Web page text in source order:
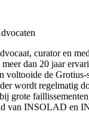
curator en
dan 20 jaar
voltooide de
wordt regelmatig
grote
van INSOLAD en